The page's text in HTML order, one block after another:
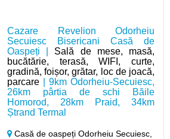
Cazare Revelion Odorheiu
Secuiesc Bisericani Casă de
Oaspeți | Sală de mese, masă,
bucătărie, terasă, WIFI, curte,
gradină, foișor, grătar, loc de joacă,
parcare | 9km Odorheiu-Secuiesc,
26km pârtia de schi Băile
Homorod, 28km Praid, 34km
Ștrand Termal
Casă de oaspeți Odorheiu Secuiesc,